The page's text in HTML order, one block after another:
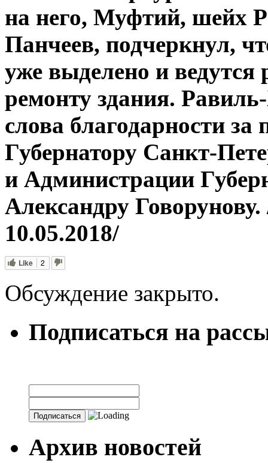
на него, Муфтий, шейх
Панчеев, подчеркнул,
уже выделено и
ремонту здания.
слова благодарности
Губернатору Санкт-
и Администрации
Александру
10.05.2018/
Like 2
Обсуждение закрыто.
Подписаться на
Архив новостей